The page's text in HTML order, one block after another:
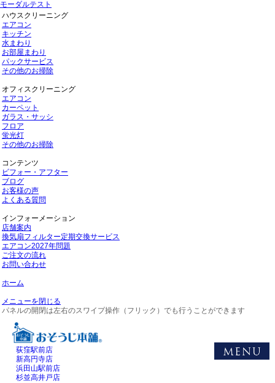
モーダルテスト
ハウスクリーニング
エアコン
キッチン
水まわり
お部屋まわり
パックサービス
その他のお掃除
オフィスクリーニング
エアコン
カーペット
ガラス・サッシ
フロア
蛍光灯
その他のお掃除
コンテンツ
ビフォー・アフター
ブログ
お客様の声
よくある質問
インフォーメーション
店舗案内
換気扇フィルター定期交換サービス
エアコン2027年問題
ご注文の流れ
お問い合わせ
ホーム
メニューを閉じる
パネルの開閉は左右のスワイプ操作（フリック）でも行うことができます
荻窪駅前店
新高円寺店
浜田山駅前店
杉並高井戸店